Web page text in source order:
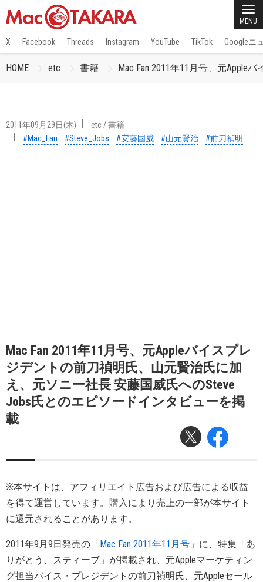
MENU
X Facebook Threads Instagram YouTube TikTok Googleニ
HOME etc 書籍 Mac Fan 2011年11月号、元Apple
2011年09月29日(木) etc/書籍
#Mac_Fan
#Steve_Jobs #安藤国威 #山元賢治 #前刀禎明
Mac Fan 2011年11月号、元Appleバイスプレ
ジデントの前刀禎明氏、山元賢治氏に加
え、元ソニー社長 安藤国威氏へのSteve
Jobs氏とのエピソードインタビューを掲
載
※本サイトは、アフィリエイト広告および広告による収益
を得て運営しています。購入により売上の一部が本サイト
に還元されることがあります。
2011年9月9日発売の「Mac Fan 2011年11月号 」に、特集「あ
りがとう、スティーブ」が掲載され、元Appleマーケティン
グ担当バイス・プレジデントの前刀禎明氏、元Appleセール